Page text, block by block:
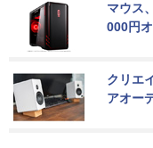
マウス
000円
クリエ
アオー